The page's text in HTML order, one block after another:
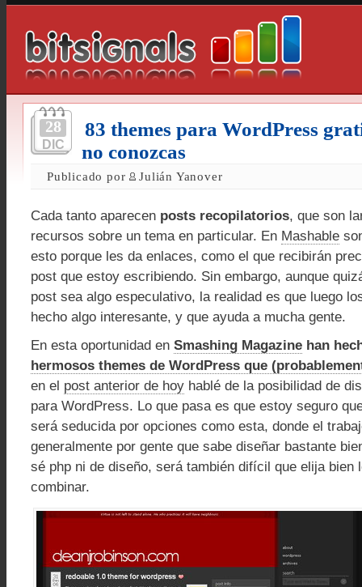
28
DIC
83 themes para WordPress
no conozcas
Publicado por Julián Yanover
Cada tanto aparecen posts recopilatorios, que son
recursos sobre un tema en particular. En Mashable
esto porque les da enlaces, como el que recibirán
post que estoy escribiendo. Sin embargo, aunque
post sea algo especulativo, la realidad es que luego
hecho algo interesante, y que ayuda a mucha gente.
En esta oportunidad en Smashing Magazine han
hermosos themes de WordPress que
en el post anterior de hoy hablé de la posibilidad de
para WordPress. Lo que pasa es que estoy seguro
será seducida por opciones como esta, donde el
generalmente por gente que sabe diseñar bastante
sé php ni de diseño, será también difícil que elija bien
combinar.